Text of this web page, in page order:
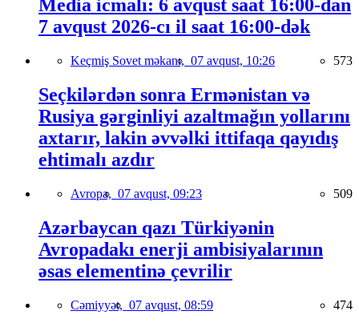
Media icmalı: 6 avqust saat 16:00-dan
7 avqust 2026-cı il saat 16:00-dək
Keçmiş Sovet məkanı, 07 avqust, 10:26 573
Seçkilərdən sonra Ermənistan və
Rusiya gərginliyi azaltmağın yollarını
axtarır, lakin əvvəlki ittifaqa qayıdış
ehtimalı azdır
Avropa, 07 avqust, 09:23 509
Azərbaycan qazı Türkiyənin
Avropadakı enerji ambisiyalarının
əsas elementinə çevrilir
Cəmiyyət, 07 avqust, 08:59 474